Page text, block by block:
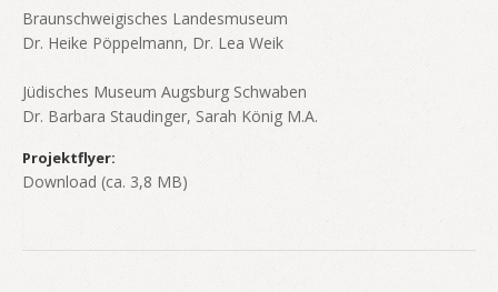
Braunschweigisches Landesmuseum
Dr. Heike Pöppelmann, Dr. Lea Weik
Jüdisches Museum Augsburg Schwaben
Dr. Barbara Staudinger, Sarah König M.A.
Projektflyer:
Download (ca. 3,8 MB)